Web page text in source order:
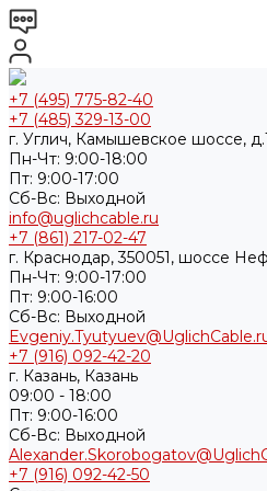
+7 (495) 775-82-40
+7 (485) 329-13-00
г. Углич, Камышевское шоссе,
Пн-Чт: 9:00-18:00
Пт: 9:00-17:00
Cб-Вс: Выходной
info@uglichcable.ru
+7 (861) 217-02-47
г. Краснодар, 350051, шоссе
Пн-Чт: 9:00-17:00
Пт: 9:00-16:00
Cб-Вс: Выходной
+7 (916) 092-42-20
г. Казань, Казань
09:00 - 18:00
Пт: 9:00-16:00
Cб-Вс: Выходной
+7 (916) 092-42-50